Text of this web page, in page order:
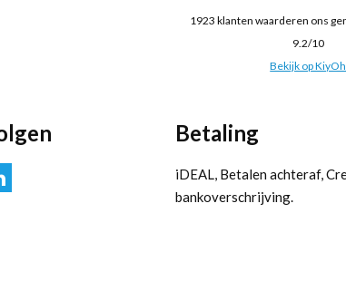
1923 klanten waarderen ons
9.2/10
Bekijk op KiyOh
Betaling
iDEAL, Betalen achteraf,
bankoverschrijving.